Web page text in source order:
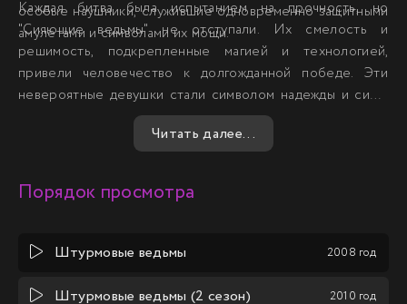
особые наушники, служившие одновременно защитными
амулетами и символами их мощи.
Каждая битва была испытанием на прочность, но
"Сияющие ведьмы" не отступали. Их смелость и
решимость, подкрепленные магией и технологией,
привели человечество к долгожданной победе. Эти
невероятные девушки стали символом надежды и силы,
доказав, что даже в самые темные времена можно найти
Читать далее...
Порядок просмотра
Штурмовые ведьмы 2008 год
Штурмовые ведьмы (2 сезон) 2010 год